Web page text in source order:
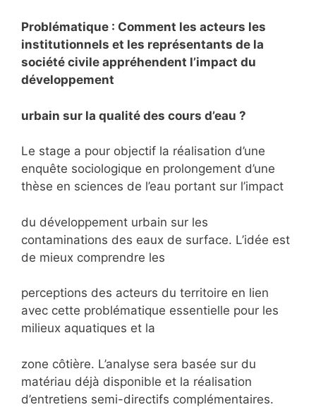
Problématique : Comment les acteurs les
institutionnels et les représentants de la
société civile appréhendent l’impact du
développement
urbain sur la qualité des cours d’eau ?
Le stage a pour objectif la réalisation d’une
enquête sociologique en prolongement d’une
thèse en sciences de l’eau portant sur l’impact
du développement urbain sur les
contaminations des eaux de surface. L’idée est
de mieux comprendre les
perceptions des acteurs du territoire en lien
avec cette problématique essentielle pour les
milieux aquatiques et la
zone côtière. L’analyse sera basée sur du
matériau déjà disponible et la réalisation
d’entretiens semi-directifs complémentaires.